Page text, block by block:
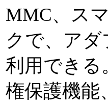
MMC、ス
クで、アダ
利用できる
権保護機能